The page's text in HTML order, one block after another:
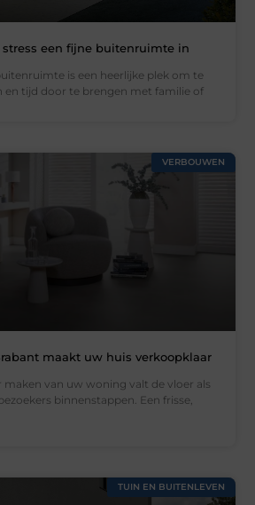
een fijne buitenruimte in
is een heerlijke plek om te
en tijd door te brengen met familie of
VERBOUWEN
maakt uw huis verkoopklaar
maken van uw woning valt de vloer als
binnenstappen. Een frisse,
TUIN EN BUITENLEVEN